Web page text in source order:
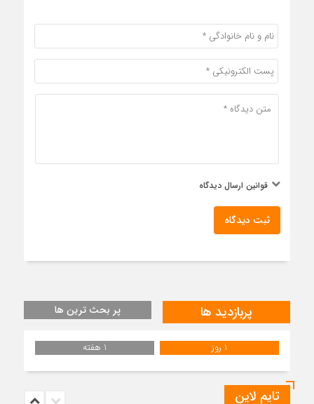
قوانین ارسال دیدگاه
ثبت دیدگاه
پربازدید ها پر بحث ترین ها
1 روز 1 هفته
تایم لاین